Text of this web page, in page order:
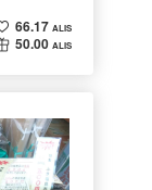
66.17 ALIS
50.00 ALIS